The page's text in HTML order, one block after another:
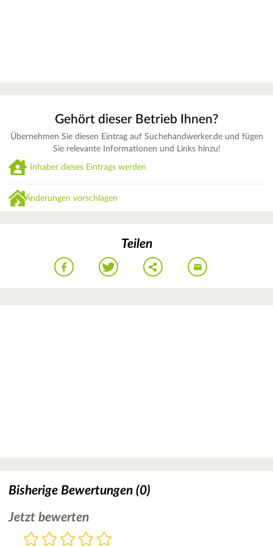
Gehört dieser Betrieb Ihnen?
Übernehmen Sie diesen Eintrag auf Suchehandwerker.de und fügen
Sie relevante Informationen und Links hinzu!
Inhaber dieses Eintrags werden
Änderungen vorschlagen
Teilen
Bisherige Bewertungen (0)
Jetzt bewerten
Bewertung
5
4
3
2
1